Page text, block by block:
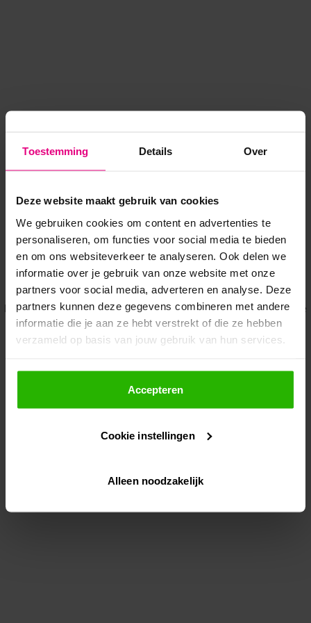
Toestemming Details Over
Deze website maakt gebruik van cookies
We gebruiken cookies om content en advertenties te
personaliseren, om functies voor social media te bieden
en om ons websiteverkeer te analyseren. Ook delen we
informatie over je gebruik van onze website met onze
partners voor social media, adverteren en analyse. Deze
partners kunnen deze gegevens combineren met andere
informatie die je aan ze hebt verstrekt of die ze hebben
verzameld op basis van jouw gebruik van hun services.
Als je op "Accepteer" klikt, dan geef je Voordeeluitjes.nl
toestemming om cookies voor social media en
gepersonaliseerde advertenties te plaatsen.
Lees hier meer over in onsprivacybeleid
Via "Cookie instellingen" kun je ook zelf instellen welke
Accepteren
Cookie instellingen
Alleen noodzakelijk
Application error: a client-side exception has occurred while
loadingwww.voordeeluitjes.nl (see the browser console for more
information).